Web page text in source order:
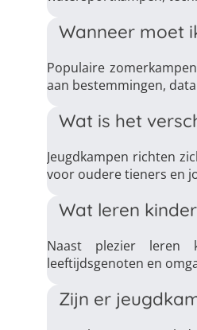
Wanneer moet
Populaire
aan bestemmingen,
Wat is het
Jeugdkampen richten
voor oudere tieners en
Wat leren
Naast plezier leren
leeftijdsgenoten en
Zijn er